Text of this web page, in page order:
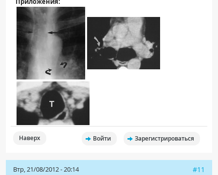
Наверх Войти Зарегистрироваться
Втр, 21/08/2012 - 20:14 #11